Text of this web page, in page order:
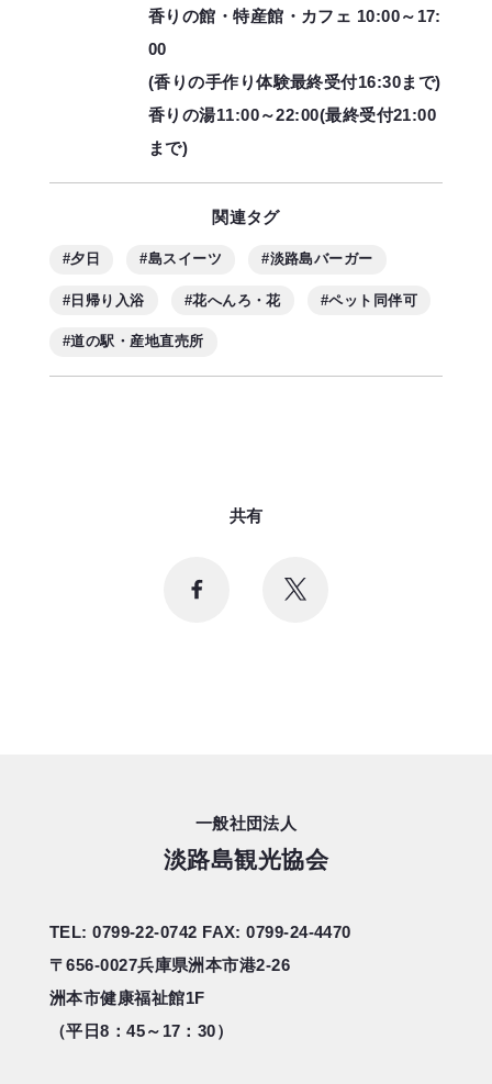
香りの館・特産館・カフェ 10:00～17:
00
(香りの手作り体験最終受付16:30まで)
香りの湯11:00～22:00(最終受付21:00
まで)
関連タグ
#夕日 #島スイーツ #淡路島バーガー
#日帰り入浴 #花へんろ・花 #ペット同伴可
#道の駅・産地直売所
共有
一般社団法人
淡路島観光協会
TEL: 0799-22-0742 FAX: 0799-24-4470
〒656-0027兵庫県洲本市港2-26
洲本市健康福祉館1F
（平日8：45～17：30）